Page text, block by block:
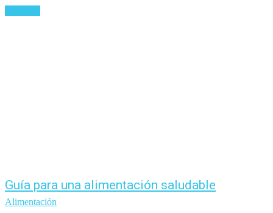
Guía para una alimentación saludable
Alimentación